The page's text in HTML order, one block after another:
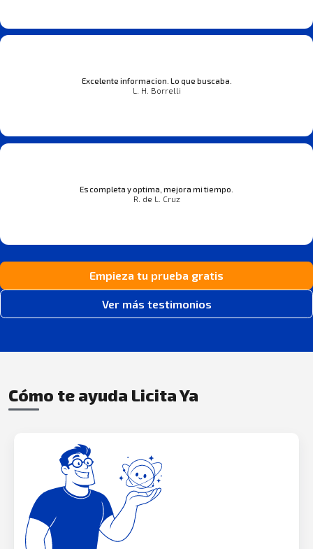
Excelente informacion. Lo que buscaba.
L. H. Borrelli
Es completa y optima, mejora mi tiempo.
R. de L. Cruz
Empieza tu prueba gratis
Ver más testimonios
Cómo te ayuda Licita Ya